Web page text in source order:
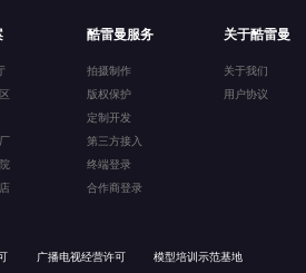
酷雷曼服务
拍摄制作
版权保护
定制开发
第三方接入
终端登录
合作商登录
关于酷雷曼
关于我们
用户协议
广播电视经营许可 模型培训示范基地